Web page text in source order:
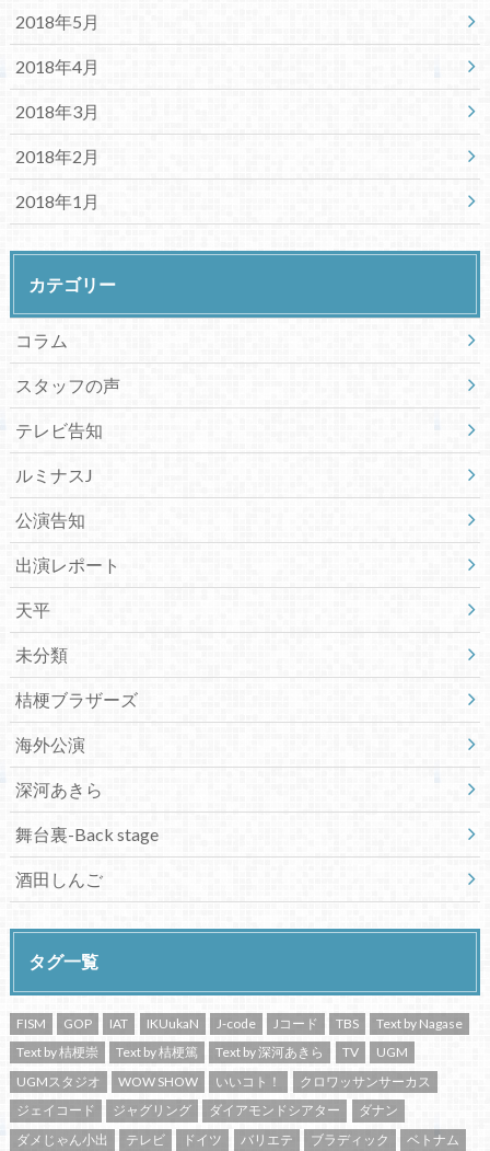
2018年5月
2018年4月
2018年3月
2018年2月
2018年1月
カテゴリー
コラム
スタッフの声
テレビ告知
ルミナスJ
公演告知
出演レポート
天平
未分類
桔梗ブラザーズ
海外公演
深河あきら
舞台裏-Back stage
酒田しんご
タグ一覧
FISM GOP IAT IKUukaN J-code Jコード TBS
Text by Nagase
Text by 桔梗崇
Text by 桔梗篤 Text by 深河あきら TV
UGM
UGMスタジオ
WOW SHOW いいコト！
クロワッサンサーカス
ジェイコード
ジャグリング ダイアモンドシアター
ダナン
ダメじゃん小出
テレビ ドイツ バリエテ ブラディック ベトナム